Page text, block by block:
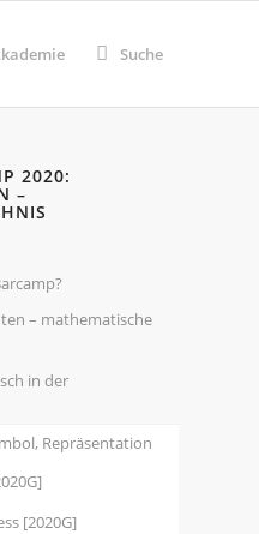
Suche
2020:
–
– mathematische
in der
Repräsentation
[2020G]